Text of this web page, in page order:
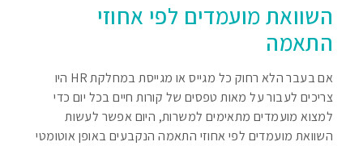
השוואת מועמדים לפי אחוזי
התאמה
אם בעבר הלא רחוק כל מגייס או מגייסת במחלקת HR היו
צריכים לעבור על מאות טפסים של קורות חיים בכל יום כדי
למצוא מועמדים מתאימים למשרות, היום אפשר לעשות
השוואת מועמדים לפי אחוזי התאמה הנקבעים באופן אוטומטי